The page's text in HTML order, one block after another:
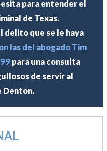
para entender el
de Texas.
delito que se le haya
las del abogado Tim
para una consulta
de servir al
Denton.